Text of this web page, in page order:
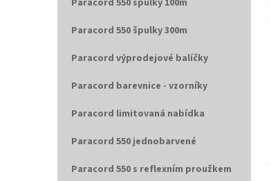
Paracord 550 špulky 100m
Paracord 550 špulky 300m
Paracord výprodejové balíčky
Paracord barevnice - vzorníky
Paracord limitovaná nabídka
Paracord 550 jednobarvené
Paracord 550 s reflexním proužkem